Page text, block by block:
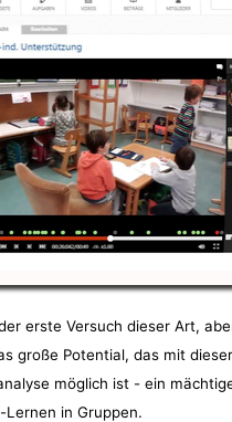
erste Versuch dieser Art,
große Potential, das mit
möglich ist - ein
Lernen in Gruppen.